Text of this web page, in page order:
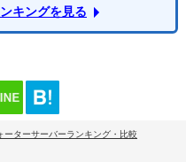
キングを見る
ーターサーバーランキング・比較